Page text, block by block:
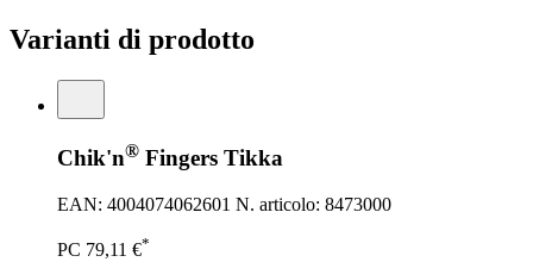
Varianti di prodotto
Chik'n® Fingers Tikka
EAN: 4004074062601 N. articolo: 8473000
PC 79,11 €*